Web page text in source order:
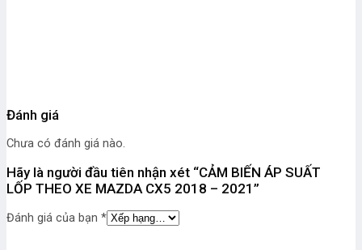
Đánh giá
Chưa có đánh giá nào.
Hãy là người đầu tiên nhận xét “CẢM BIẾN ÁP SUẤT
LỐP THEO XE MAZDA CX5 2018 – 2021”
Đánh giá của bạn *